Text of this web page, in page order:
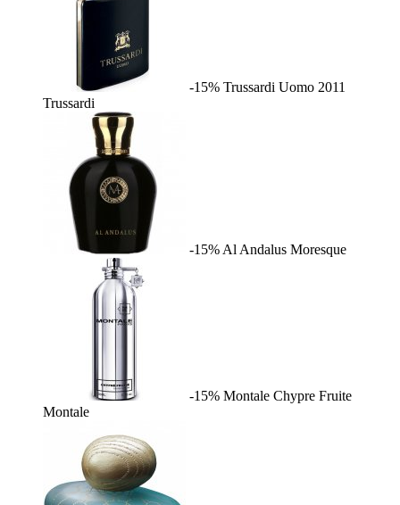
-15% Trussardi Uomo 2011
Trussardi
-15% Al Andalus Moresque
-15% Montale Chypre Fruite
Montale